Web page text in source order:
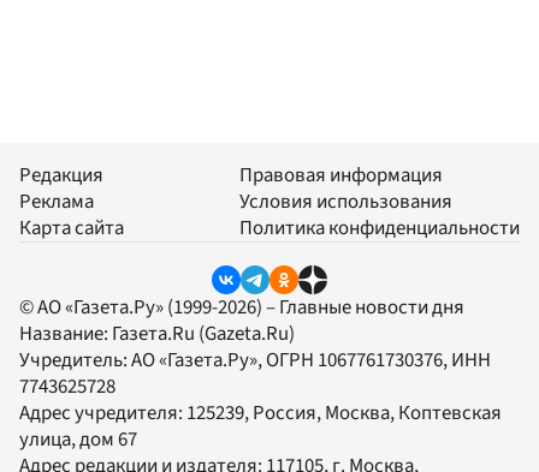
Редакция
Реклама
Карта сайта
Правовая информация
Условия использования
Политика конфиденциальности
© АО «Газета.Ру» (1999-2026) – Главные новости дня
Название: Газета.Ru (Gazeta.Ru)
Учредитель:АО «Газета.Ру», ОГРН 1067761730376, ИНН
7743625728
Адрес учредителя: 125239, Россия, Москва, Коптевская
улица, дом 67